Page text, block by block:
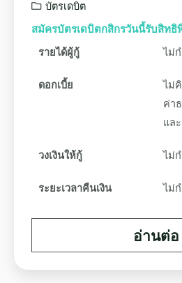
บัตรเดบิต
สมัครบัตรเดบิตกสิกรวันนี้รับสิทธิ
รายได้ผู้กู้ ไม่
ดอกเบี้ย
ไม่
ค่า
แล
วงเงินให้กู้ ไม่
ระยะเวลาคืนเงิน ไม่
อ่านต่อ